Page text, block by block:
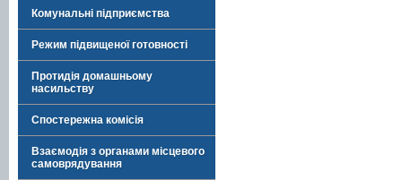
Комунальні підприємства
Режим підвищеної готовності
Протидія домашньому
насильству
Спостережна комісія
Взаємодія з органами місцевого
самоврядування